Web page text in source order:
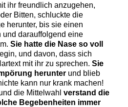
ihr freundlich anzugehen,
Bitten, schluckte die
herunter, bis sie einen
darauffolgend eine
Sie hatte die Nase so voll
und davon, dass sich
mit ihr zu sprechen. Sie
herunterund blieb
kann nur krank machen!
die Mittelwahl verstand die
Begebenheiten immer